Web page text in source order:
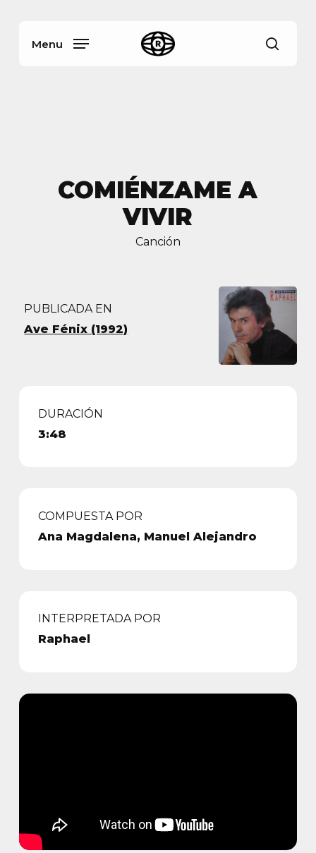
Menu
COMIÉNZAME A
VIVIR
Canción
PUBLICADA EN
Ave Fénix (1992)
DURACIÓN
3:48
COMPUESTA POR
Ana Magdalena, Manuel Alejandro
INTERPRETADA POR
Raphael